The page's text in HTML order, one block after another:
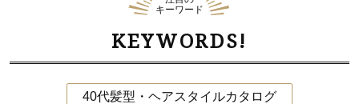
キーワード
KEYWORDS!
40代髪型・ヘアスタイルカタログ